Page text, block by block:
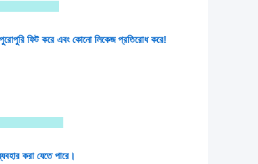
:
ফিট করে এবং কোনো লিকেজ প্রতিরোধ করে!
করা যেতে পারে।